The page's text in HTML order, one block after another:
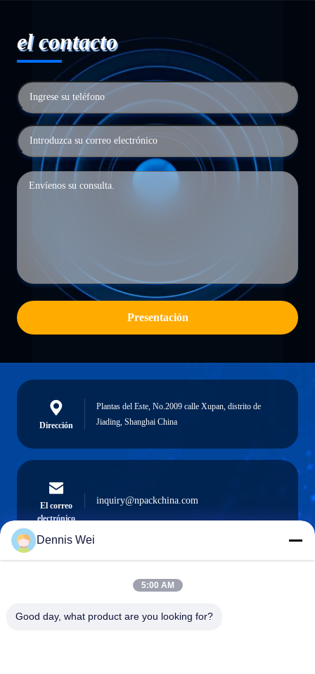
el contacto
Presentación
Dirección
Plantas del Este, No.2009 calle Xupan, distrito de
Jiading, Shanghai China
El correo
electrónico
inquiry@npackchina.com
0086-21-66035560
Dennis Wei
5:00 AM
Good day, what product are you looking for?